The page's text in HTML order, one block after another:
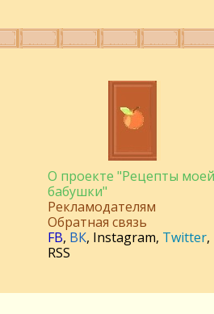
О проекте "Рецепты моей
бабушки"
Рекламодателям
Обратная связь
FB, ВК, Instagram, Twitter,
RSS